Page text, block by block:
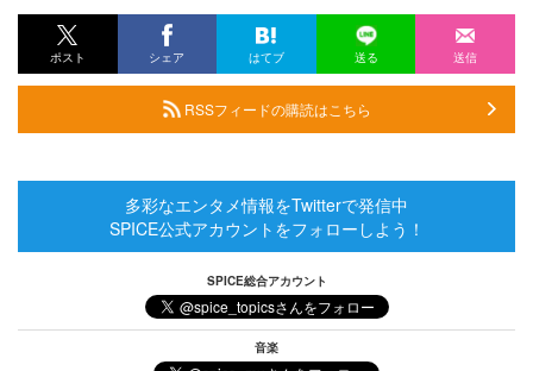
ポスト シェア はてブ 送る 送信
RSSフィードの購読はこちら
多彩なエンタメ情報をTwitterで発信中
SPICE公式アカウントをフォローしよう！
SPICE総合アカウント
音楽